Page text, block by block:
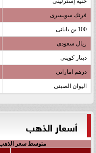
فرنك سويسرى
100 ين يابانى
ريال سعودى
دينار كويتى
درهم اماراتى
اليوان الصينى
أسعار الذهب
متوسط سعر الذهب